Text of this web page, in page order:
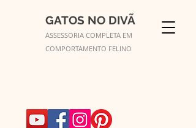
GATOS NO DIVÃ
ASSESSORIA COMPLETA EM
COMPORTAMENTO FELINO